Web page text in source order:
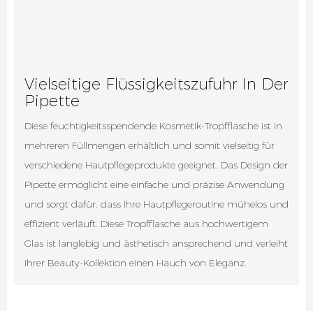
Vielseitige Flüssigkeitszufuhr In Der
Pipette
Diese feuchtigkeitsspendende Kosmetik-Tropfflasche ist in
mehreren Füllmengen erhältlich und somit vielseitig für
verschiedene Hautpflegeprodukte geeignet. Das Design der
Pipette ermöglicht eine einfache und präzise Anwendung
und sorgt dafür, dass Ihre Hautpflegeroutine mühelos und
effizient verläuft. Diese Tropfflasche aus hochwertigem
Glas ist langlebig und ästhetisch ansprechend und verleiht
Ihrer Beauty-Kollektion einen Hauch von Eleganz.